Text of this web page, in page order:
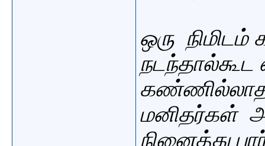
ஒரு
மனிதர்கள்
நினைத்து